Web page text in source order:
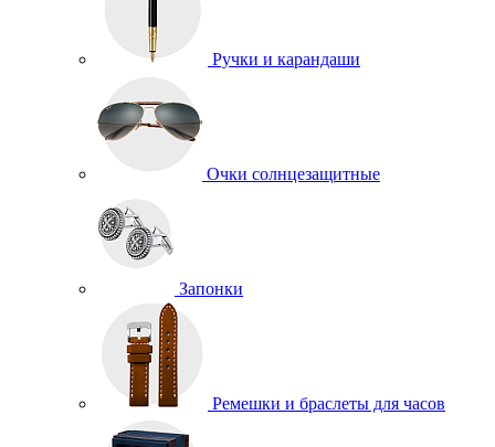
Ручки и карандаши
Очки солнцезащитные
Запонки
Ремешки и браслеты для часов